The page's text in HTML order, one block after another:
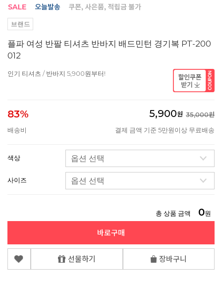
브랜드
플파 여성 반팔 티셔츠 반바지 배드민턴 경기복 PT-200
012
인기 티셔츠 / 반바지 5,900원부터!
83% 5,900원 35,000원
배송비
결제 금액 기준 5만원이상 무료배송
색상
사이즈
총 상품 금액 0원
바로구매
선물하기 장바구니